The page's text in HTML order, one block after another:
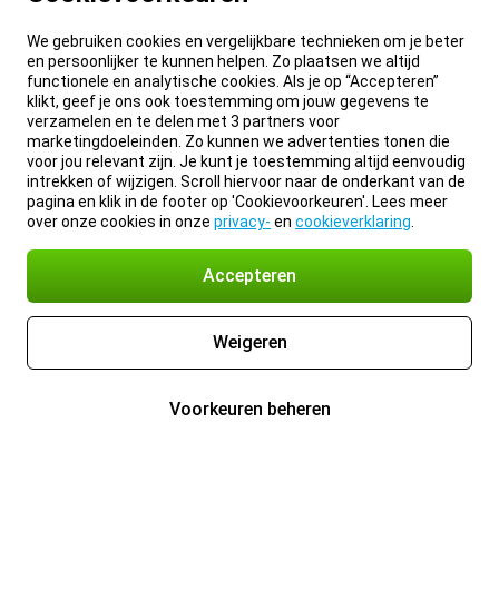
We gebruiken cookies en vergelijkbare technieken om je beter
en persoonlijker te kunnen helpen. Zo plaatsen we altijd
functionele en analytische cookies. Als je op “Accepteren”
klikt, geef je ons ook toestemming om jouw gegevens te
verzamelen en te delen met 3 partners voor
marketingdoeleinden. Zo kunnen we advertenties tonen die
voor jou relevant zijn. Je kunt je toestemming altijd eenvoudig
intrekken of wijzigen. Scroll hiervoor naar de onderkant van de
pagina en klik in de footer op 'Cookievoorkeuren'. Lees meer
over onze cookies in onze privacy- en cookieverklaring
Accepteren
Weigeren
Voorkeuren beheren